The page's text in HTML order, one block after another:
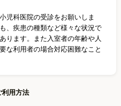
児科医院の受診をお願いしま
、疾患の種類など様々な状況で
ります。また入室者の年齢や人
な利用者の場合対応困難なこと
利用方法